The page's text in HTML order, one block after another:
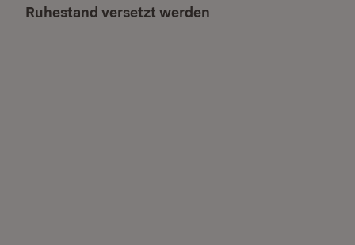
Ruhestand versetzt werden